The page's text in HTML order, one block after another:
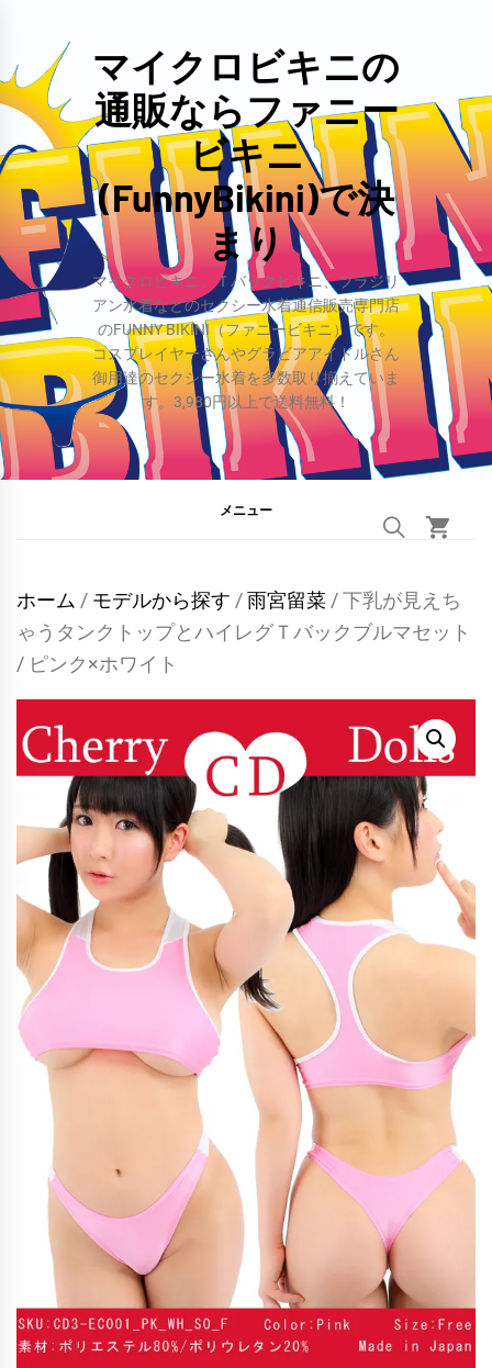
テ
ン
ツ
へ
ッ
プ
マイクロビキニの
通販ならファニー
ビキニ
(FunnyBikini)で決
まり
マイクロビキニ、Ｔバックビキニ、ブラジリ
アン水着などのセクシー水着通信販売専門店
のFUNNY BIKINI（ファニービキニ）です。
コスプレイヤーさんやグラビアアイドルさん
御用達のセクシー水着を多数取り揃えていま
す。3,980円以上で送料無料！
メニュー
ホーム / モデルから探す /雨宮留菜 / 下乳が見えち
ゃうタンクトップとハイレグＴバックブルマセット
/ ピンク×ホワイト